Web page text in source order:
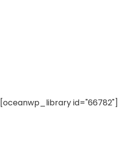
[oceanwp_library id="66782"]